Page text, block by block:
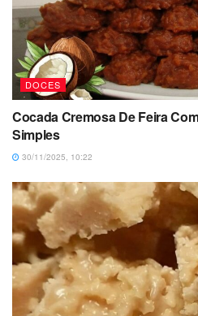
DOCES
Cocada Cremosa De Feira
Simples
30/11/2025, 10:22